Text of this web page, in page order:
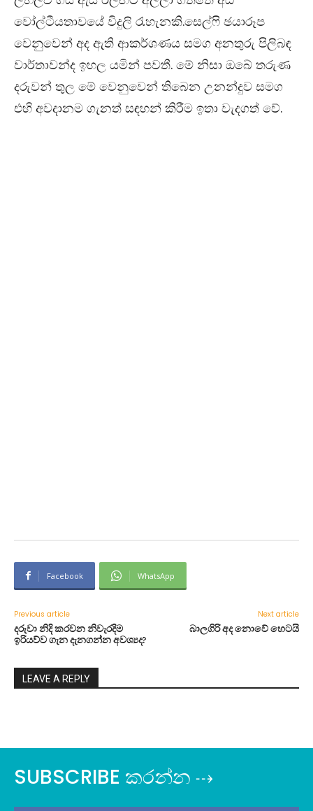
වෝල්ටීයතාවයේ විදුලි රැහැනකි.සෙල්ෆි ඡයාරූප
වෙනුවෙන් අද ඇති ආකර්ශණය සමග අනතුරු පිලිබඳ
වාර්තාවන්ද ඉහල යමින් පවතී. මේ නිසා ඔබේ තරුණ
දරුවන් තුල මේ වෙනුවෙන් තිබෙන උනන්දුව සමග
එහි අවදානම ගැනත් සඳහන් කිරීම ඉතා වැදගත් වේ.
Facebook WhatsApp
Previous article
දරුවා නිදි කරවන නිවැරදිම
ඉරියව්ව ගැන දැනගන්න අවශ්‍යද?
Next article
බාලගිරි අද නොවේ හෙටයි
LEAVE A REPLY
SUBSCRIBE කරන්න ⇢